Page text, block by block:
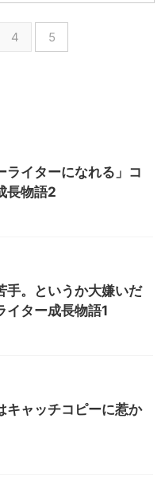
4 5
ライターになれる」コ
長物語2
手。というか大嫌いだ
イター成長物語1
キャッチコピーに惹か